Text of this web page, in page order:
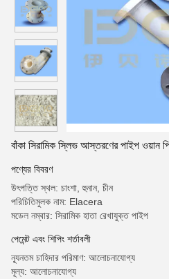
বাঁকা সিরামিক স্লিভ আস্তরণের পাইপ ওয়ান
পণ্যের বিবরণ
উৎপত্তি স্থল: চাংশা, হুনান, চীন
পরিচিতিমুলক নাম: Elacera
মডেল নম্বার: সিরামিক হাতা রেখাযুক্ত পাইপ
পেমেন্ট এবং শিপিং শর্তাবলী
ন্যূনতম চাহিদার পরিমাণ: আলোচনাযোগ্য
মূল্য: আলোচনাযোগ্য